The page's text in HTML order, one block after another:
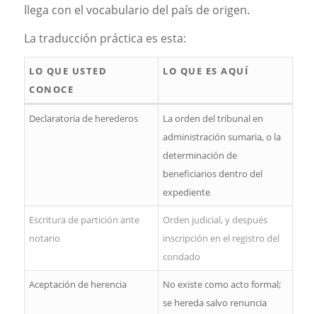
llega con el vocabulario del país de origen.
La traducción práctica es esta:
LO QUE USTED
CONOCE
LO QUE ES AQUÍ
Declaratoria de herederos
La orden del tribunal en
administración sumaria, o la
determinación de
beneficiarios dentro del
expediente
Escritura de partición ante
notario
Orden judicial, y después
inscripción en el registro del
condado
Aceptación de herencia
No existe como acto formal;
se hereda salvo renuncia